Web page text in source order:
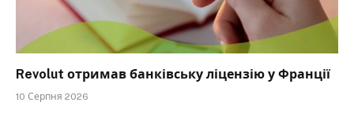
Revolut отримав банківську ліцензію у Франції
10 Серпня 2026